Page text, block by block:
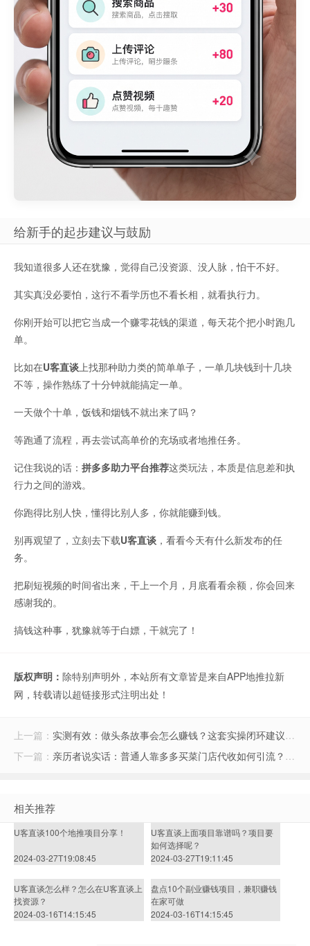
给新手的起步建议与鼓励
我知道很多人还在犹豫，觉得自己没资源、没人脉，怕干不好。
其实真没必要怕，这行不看学历也不看长相，就看执行力。
你刚开始可以把它当成一个赚零花钱的渠道，每天花个把小时跑几
单。
比如在U客直谈 上找那种助力类的简单单子，一单几块钱到十几块
不等，操作熟练了十分钟就能搞定一单。
一天做个十单，饭钱和烟钱不就出来了吗？
等跑通了流程，再去尝试高单价的充场或者地推任务。
记住我说的话： 拼多多助力平台推荐这类玩法，本质是信息差和执
行力之间的游戏。
你跑得比别人快，懂得比别人多，你就能赚到钱。
别再观望了，立刻去下载U客直谈 ，看看今天有什么新发布的任
务。
把刷短视频的时间省出来，干上一个月，月底看看余额，你会回来
感谢我的。
搞钱这种事，犹豫就等于白嫖，干就完了！
版权声明： 除特别声明外，本站所有文章皆是来自APP地推拉新
网，转载请以超链接形式注明出处！
上一篇： 实测有效：做头条故事会怎么赚钱？这套实操闭环建议收藏
下一篇： 亲历者说实话：普通人靠多多买菜门店代收如何引流？单月搞定房租的真实玩法
相关推荐
U客直谈100个地推项目分享！
2024-03-27T19:08:45
U客直谈上面项目靠谱吗？项目要
如何选择呢？
2024-03-27T19:11:45
U客直谈怎么样？怎么在U客直谈上
找资源？
2024-03-16T14:15:45
盘点10个副业赚钱项目，兼职赚钱
在家可做
2024-03-16T14:15:45